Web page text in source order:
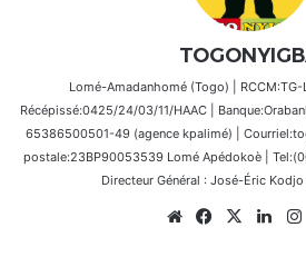
Lomé-Amadanhomé (Togo) | RCCM:TG-
Récépissé:0425/24/03/11/HAAC |
65386500501-49 (agence kpalimé) |
postale:23BP90053539 Lomé Apédokoè |
Directeur Général : José-Éric Kodjo
WebsiteFacebook
X